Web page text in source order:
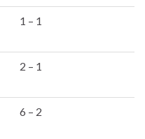
1 – 1
2 – 1
6 – 2